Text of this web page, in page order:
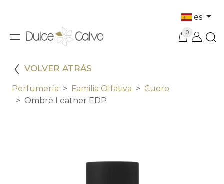
es
0
VOLVER ATRÁS
Perfumería Familia Olfativa
Cuero
Ombré Leather EDP